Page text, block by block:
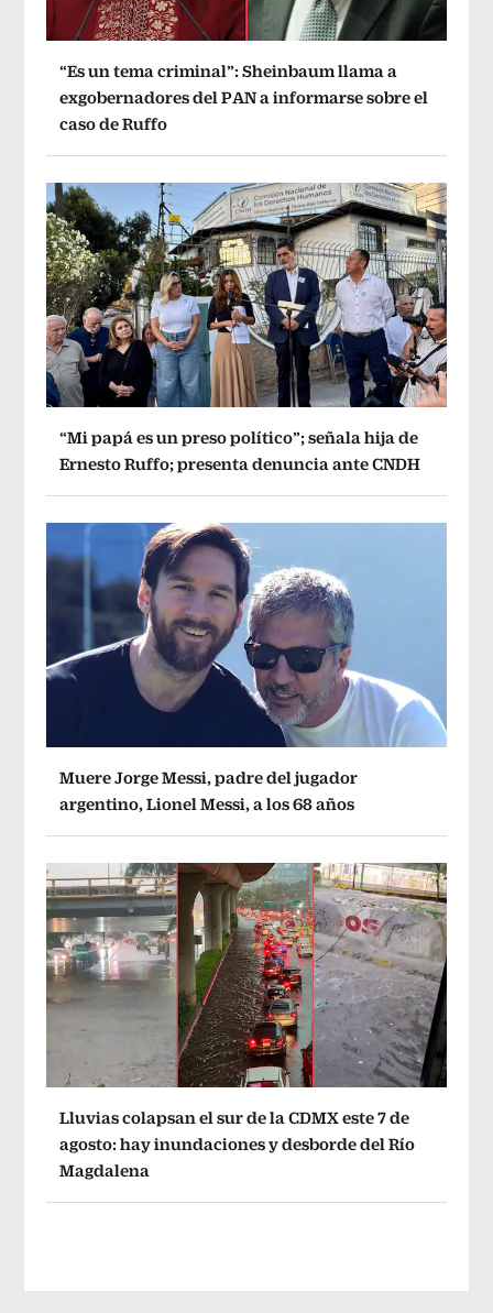
“Es un tema criminal”: Sheinbaum llama a
exgobernadores del PAN a informarse sobre el
caso de Ruffo
“Mi papá es un preso político”; señala hija de
Ernesto Ruffo; presenta denuncia ante CNDH
Muere Jorge Messi, padre del jugador
argentino, Lionel Messi, a los 68 años
Lluvias colapsan el sur de la CDMX este 7 de
agosto: hay inundaciones y desborde del Río
Magdalena